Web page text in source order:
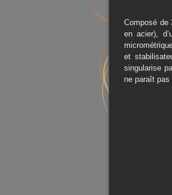
Composé de
en acier),
et
singularise
ne paraît